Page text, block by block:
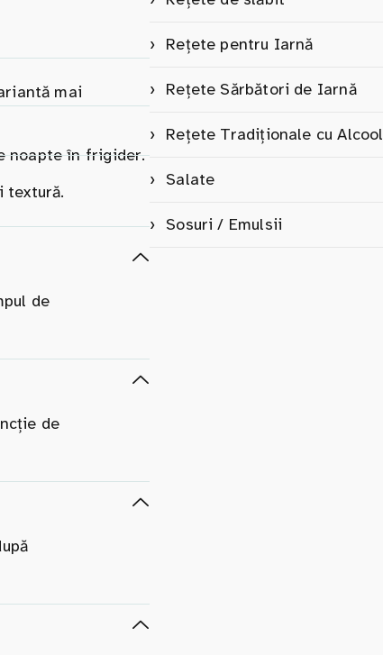
mai
noapte în frigider.
textură.
de
de
Rețete pentru Iarnă
Rețete Sărbători de Iarnă
Rețete Tradiționale cu Alcool
Salate
Sosuri / Emulsii